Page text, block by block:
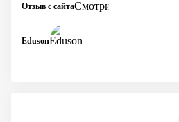
Eduson
Отзыв с сайта